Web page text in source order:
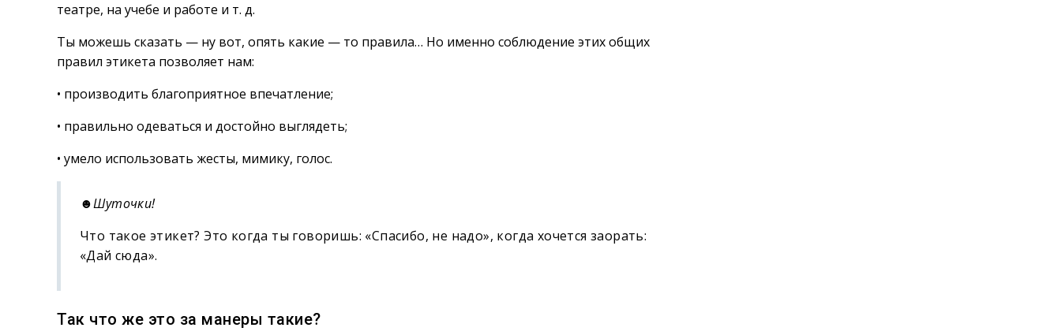
театре, на учебе и работе и т. д.
Ты можешь сказать — ну вот, опять какие — то правила… Но именно соблюдение этих общих
правил этикета позволяет нам:
• производить благоприятное впечатление;
• правильно одеваться и достойно выглядеть;
• умело использовать жесты, мимику, голос.
☻Шуточки!
Что такое этикет? Это когда ты говоришь: «Спасибо, не надо», когда хочется заорать:
«Дай сюда».
Так что же это за манеры такие?